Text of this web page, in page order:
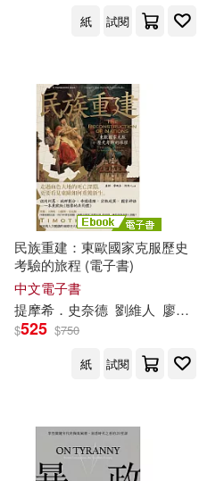
紙
試閱
民族重建：東歐國家克服歷史
考驗的旅程 (電子書)
中文電子書
提摩希．史奈德 劉維人 廖珮杏
$525 $750
紙
試閱